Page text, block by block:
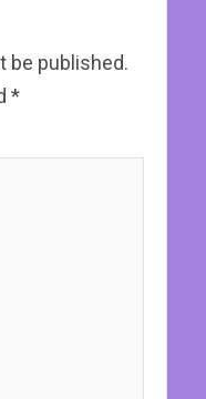
be published.
*